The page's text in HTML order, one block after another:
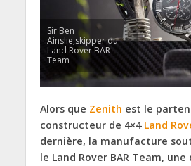
Sir Ben
Ainslie,skipper du
Land Rover BAR
Team
Alors que Zenith est le
constructeur de 4×4 Land
dernière, la manufacture
le Land Rover BAR Team, une